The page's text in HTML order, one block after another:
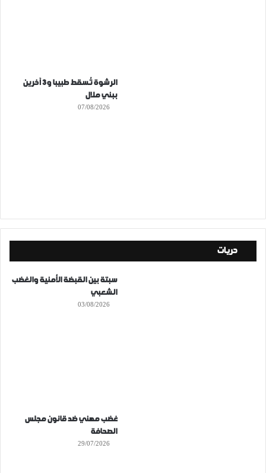
الرشوة تُسقط طبيبا و3 آخرين
ببني ملال
07/08/2026
حريات
سبتة بين القبضة الأمنية والغضب
الشعبي
03/08/2026
غضب مهني ضد قانون مجلس
الصحافة
29/07/2026